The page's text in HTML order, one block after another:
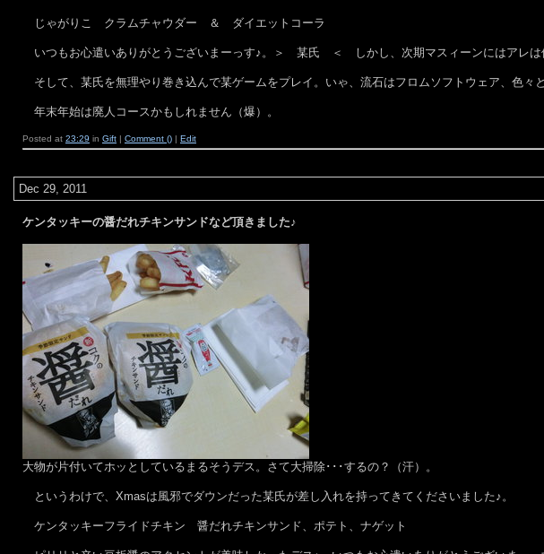
じゃがりこ クラムチャウダー ＆ ダイエットコーラ
いつもお心遣いありがとうございまーっす♪。＞ 某氏 ＜ しかし、次期マスィーンにはアレは
そして、某氏を無理やり巻き込んで某ゲームをプレイ。いゃ、流石はフロムソフトウェア、色々
年末年始は廃人コースかもしれません（爆）。
Posted at 23:29 in Gift | Comment () | Edit
Dec 29, 2011
ケンタッキーの醤だれチキンサンドなど頂きました♪
大物が片付いてホッとしているまるそうデス。さて大掃除･･･するの？（汗）。
というわけで、Xmasは風邪でダウンだった某氏が差し入れを持ってきてくださいました♪。
ケンタッキーフライドチキン 醤だれチキンサンド、ポテト、ナゲット